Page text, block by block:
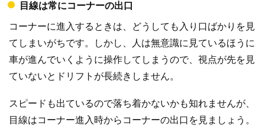
目線は常にコーナーの出口
コーナーに進入するときは、どうしても入り口ばかりを見
てしまいがちです。しかし、人は無意識に見ているほうに
車が進んでいくように操作してしまうので、視点が先を見
ていないとドリフトが長続きしません。
スピードも出ているので落ち着かないかも知れませんが、
目線はコーナー進入時からコーナーの出口を見ましょう。